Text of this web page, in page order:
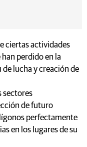
ciertas actividades
han perdido en la
lucha y creación de
sectores
de futuro
perfectamente
en los lugares de su